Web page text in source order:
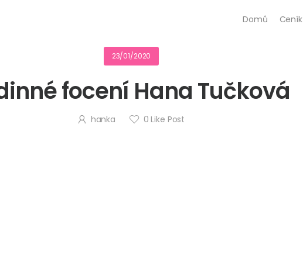
Domů Ceník
23/01/2020
focení Hana Tučková
hanka 0 Like Post